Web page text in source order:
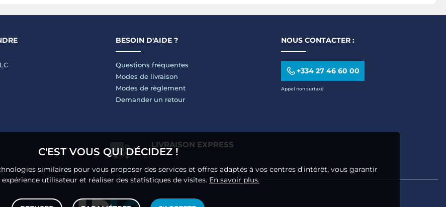
BESOIN D'AIDE ?
Questions fréquentes
Modes de livraison
Modes de règlement
Demander un retour
NOUS CONTACTER :
+334 27 46 60 00
Appel non surtaxé
LIVRAISON EXPRESS
C'EST VOUS QUI DÉCIDEZ !
similaires pour vous proposer des services et offres adaptés à vos centres d’intérêt, vous garantir
utilisateur et réaliser des statistiques de visites. En savoir plus.